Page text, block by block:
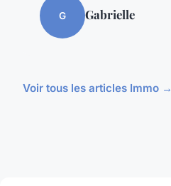
G Gabrielle
Voir tous les articles Immo →